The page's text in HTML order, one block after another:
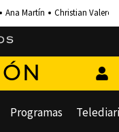
Ana Martín Christian Valero
Programas